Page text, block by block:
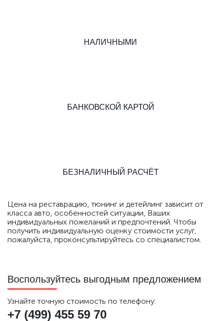
НАЛИЧНЫМИ
БАНКОВСКОЙ КАРТОЙ
БЕЗНАЛИЧНЫЙ РАСЧЁТ
Цена на реставрацию, тюнинг и детейлинг зависит от
класса авто, особенностей ситуации, Ваших
индивидуальных пожеланий и предпочтений. Чтобы
получить индивидуальную оценку стоимости услуг,
пожалуйста, проконсультируйтесь со специалистом.
Воспользуйтесь выгодным предложением
Узнайте точную стоимость по телефону:
+7 (499) 455 59 70